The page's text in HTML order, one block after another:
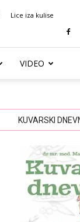
Lice iza kulise
VIDEO
KUVARSKI